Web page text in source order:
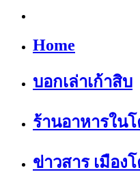
Home
บอกเล่าเก้าสิบ
ร้านอาหารใน
ข่าวสาร เมือง